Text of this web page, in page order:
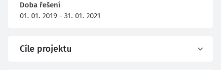
Doba řešení
01. 01. 2019 - 31. 01. 2021
Cíle projektu